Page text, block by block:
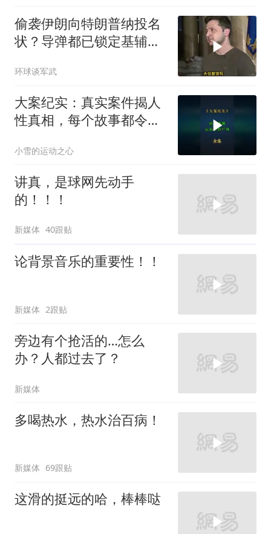
偷袭伊朗向特朗普纳投名
状？导弹都已锁定基辅才
豪赌到底有多疯？
环球谈军武
大案纪实：真实案件揭人
性真相，每个故事都令人
小雪的运动之心
讲真，是球网先动手
的！！！
新媒体 40跟贴
论背景音乐的重要性！！
新媒体 2跟贴
旁边有个抢活的…怎么
办？人都过去了？
新媒体
多喝热水，热水治百病！
新媒体 69跟贴
这滑的挺远的哈，棒棒哒